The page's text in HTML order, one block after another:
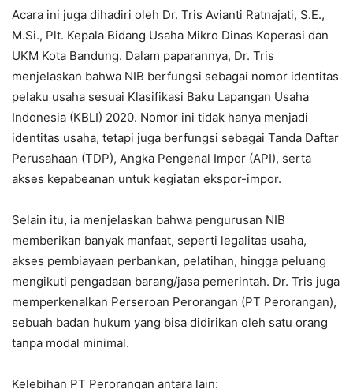
Acara ini juga dihadiri oleh Dr. Tris Avianti Ratnajati, S.E.,
M.Si., Plt. Kepala Bidang Usaha Mikro Dinas Koperasi dan
UKM Kota Bandung. Dalam paparannya, Dr. Tris
menjelaskan bahwa NIB berfungsi sebagai nomor identitas
pelaku usaha sesuai Klasifikasi Baku Lapangan Usaha
Indonesia (KBLI) 2020. Nomor ini tidak hanya menjadi
identitas usaha, tetapi juga berfungsi sebagai Tanda Daftar
Perusahaan (TDP), Angka Pengenal Impor (API), serta
akses kepabeanan untuk kegiatan ekspor-impor.
Selain itu, ia menjelaskan bahwa pengurusan NIB
memberikan banyak manfaat, seperti legalitas usaha,
akses pembiayaan perbankan, pelatihan, hingga peluang
mengikuti pengadaan barang/jasa pemerintah. Dr. Tris juga
memperkenalkan Perseroan Perorangan (PT Perorangan),
sebuah badan hukum yang bisa didirikan oleh satu orang
tanpa modal minimal.
Kelebihan PT Perorangan antara lain: